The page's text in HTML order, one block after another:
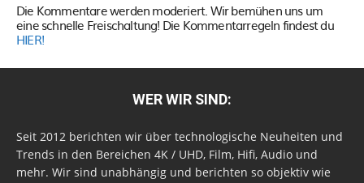
Die Kommentare werden moderiert. Wir bemühen uns um
eine schnelle Freischaltung! Die Kommentarregeln findest du
HIER!
WER WIR SIND:
Seit 2012 berichten wir über technologische Neuheiten und
Trends in den Bereichen 4K / UHD, Film, Hifi, Audio und
mehr. Wir sind unabhängig und berichten so objektiv wie